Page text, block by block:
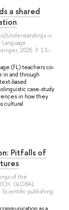
a shared
in
2026. P. 13–
(FL) teachers co-
in and through
based
case-study
in how they
cultural
Pitfalls of
of the
GLOBAL
Scientific publishing
as a